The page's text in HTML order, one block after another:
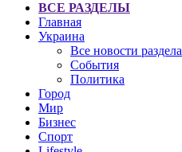
ВСЕ РАЗДЕЛЫ
Главная
Украина
Все новости раздела
События
Политика
Город
Мир
Бизнес
Спорт